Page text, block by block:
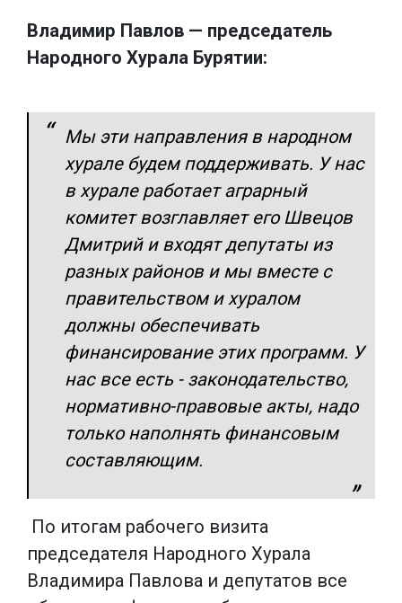
Владимир Павлов — председатель
Народного Хурала Бурятии:
Мы эти направления в народном
хурале будем поддерживать. У нас
в хурале работает аграрный
комитет возглавляет его Швецов
Дмитрий и входят депутаты из
разных районов и мы вместе с
правительством и хуралом
должны обеспечивать
финансирование этих программ. У
нас все есть - законодательство,
нормативно-правовые акты, надо
только наполнять финансовым
составляющим.
По итогам рабочего визита
председателя Народного Хурала
Владимира Павлова и депутатов все